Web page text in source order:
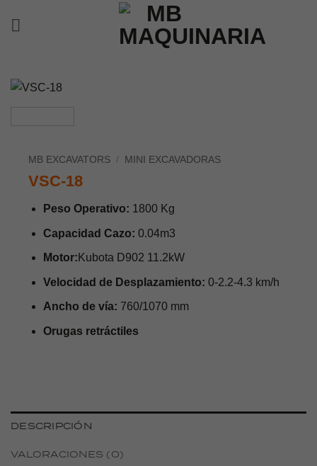
MB EXCAVATORS / MINI EXCAVADORAS
VSC-18
Peso Operativo: 1800 Kg
Capacidad Cazo: 0.04m3
Motor: Kubota D902 11.2kW
Velocidad de Desplazamiento: 0-2.2-4.3 km/h
Ancho de vía: 760/1070 mm
Orugas retráctiles
DESCRIPCIÓN
VALORACIONES (0)